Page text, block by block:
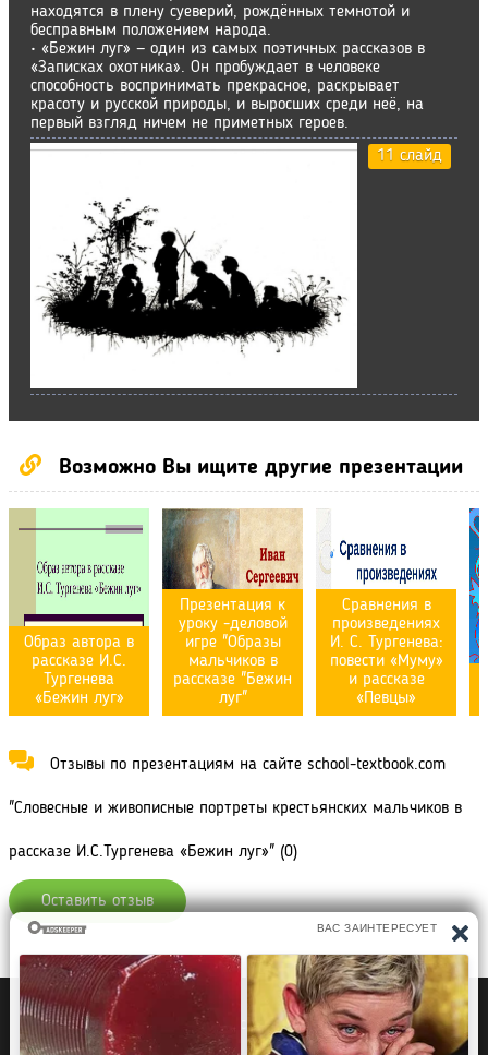
находятся в плену суеверий, рождённых темнотой и
бесправным положением народа.
• «Бежин луг» — один из самых поэтичных рассказов в
«Записках охотника». Он пробуждает в человеке
способность воспринимать прекрасное, раскрывает
красоту и русской природы, и выросших среди неё, на
первый взгляд ничем не приметных героев.
11 слайд
Возможно Вы ищите другие презентации
Образ автора в
рассказе И.С.
Тургенева
«Бежин луг»
Презентация к
уроку -деловой
игре "Образы
мальчиков в
рассказе "Бежин
луг"
Сравнения в
произведениях
И. С. Тургенева:
повести «Муму»
и рассказе
«Певцы»
Отзывы по презентациям на сайте school-textbook.com
"Словесные и живописные портреты крестьянских мальчиков в
рассказе И.С.Тургенева «Бежин луг»" (0)
Оставить отзыв
Политика конфиденциальности
Правообладателям